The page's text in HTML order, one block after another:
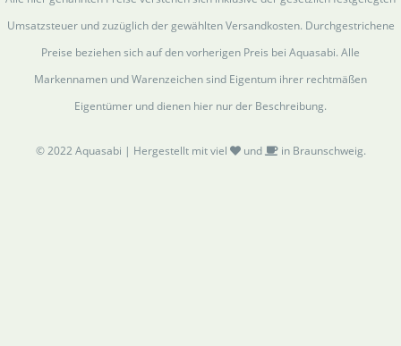
Umsatzsteuer und zuzüglich der gewählten Versandkosten. Durchgestrichene
Preise beziehen sich auf den vorherigen Preis bei Aquasabi. Alle
Markennamen und Warenzeichen sind Eigentum ihrer rechtmäßen
Eigentümer und dienen hier nur der Beschreibung.
© 2022 Aquasabi | Hergestellt mit viel und in Braunschweig.